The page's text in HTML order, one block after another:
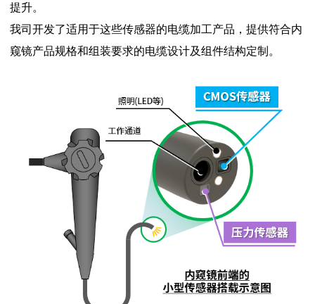
提升。
我司开发了适用于这些传感器的电缆加工产品，提供符合内
窥镜产品规格和组装要求的电缆设计及组件结构定制 。